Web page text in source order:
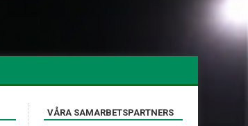
VÅRA SAMARBETSPARTNERS